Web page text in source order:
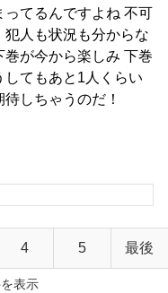
てるんですよね 不可
人も状況も分からな
が今から楽しみ 下巻
てもあと1人くらい
しちゃうのだ！
4 5 最後
表示